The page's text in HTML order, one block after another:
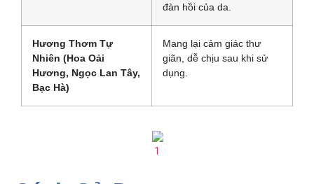
đàn hồi của da.
Hương Thơm Tự
Nhiên (Hoa Oải
Hương, Ngọc Lan Tây,
Bạc Hà)
Mang lại cảm giác thư
giãn, dễ chịu sau khi sử
dụng.